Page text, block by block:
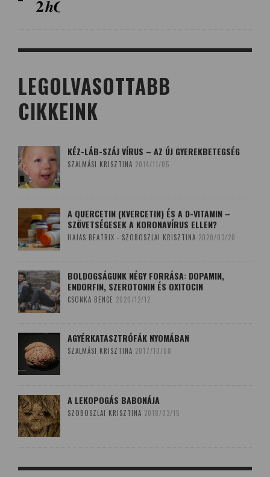
LEGOLVASOTTABB
CIKKEINK
KÉZ-LÁB-SZÁJ VÍRUS – AZ ÚJ GYEREKBETEGSÉG
SZALMÁSI KRISZTINA 2014/11/05
A QUERCETIN (KVERCETIN) ÉS A D-VITAMIN –
SZÖVETSÉGESEK A KORONAVÍRUS ELLEN?
HAJAS BEATRIX - SZOBOSZLAI KRISZTINA 2020/03/20
BOLDOGSÁGUNK NÉGY FORRÁSA: DOPAMIN,
ENDORFIN, SZEROTONIN ÉS OXITOCIN
CSONKA BENCE 2020/12/12
AGYÉRKATASZTRÓFÁK NYOMÁBAN
SZALMÁSI KRISZTINA 2017/10/08
A LEKOPOGÁS BABONÁJA
SZOBOSZLAI KRISZTINA 2018/03/15